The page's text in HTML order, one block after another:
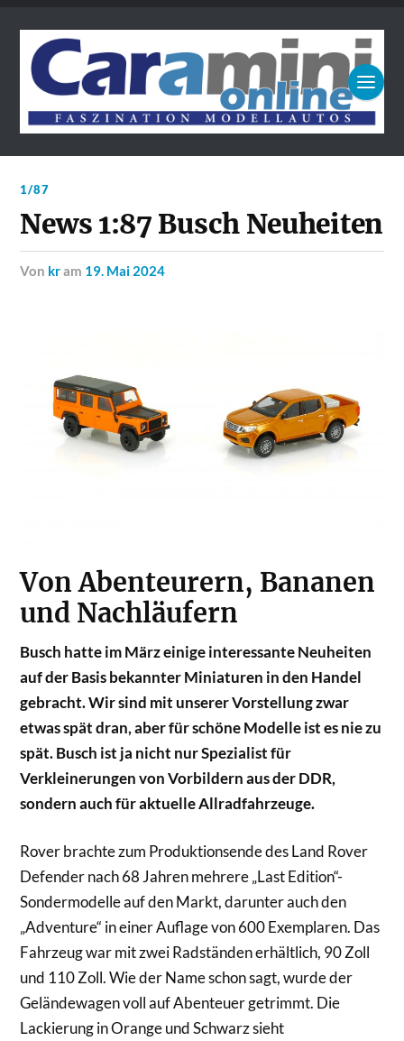
1/87
News 1:87 Busch Neuheiten
von kram 19. Mai 2024
Von Abenteurern, Bananen
und Nachläufern
Busch hatte im März einige interessante Neuheiten
auf der Basis bekannter Miniaturen in den Handel
gebracht. Wir sind mit unserer Vorstellung zwar
etwas spät dran, aber für schöne Modelle ist es nie zu
spät. Busch ist ja nicht nur Spezialist für
Verkleinerungen von Vorbildern aus der DDR,
sondern auch für aktuelle Allradfahrzeuge.
Rover brachte zum Produktionsende des Land Rover
Defender nach 68 Jahren mehrere „Last Edition“-
Sondermodelle auf den Markt, darunter auch den
„Adventure“ in einer Auflage von 600 Exemplaren. Das
Fahrzeug war mit zwei Radständen erhältlich, 90 Zoll
und 110 Zoll. Wie der Name schon sagt, wurde der
Geländewagen voll auf Abenteuer getrimmt. Die
Lackierung in Orange und Schwarz sieht